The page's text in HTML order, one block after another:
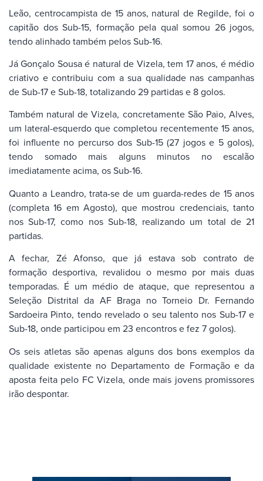
Leão, centrocampista de 15 anos, natural de Regilde, foi o
capitão dos Sub-15, formação pela qual somou 26 jogos,
tendo alinhado também pelos Sub-16.
Já Gonçalo Sousa é natural de Vizela, tem 17 anos, é médio
criativo e contribuiu com a sua qualidade nas campanhas
de Sub-17 e Sub-18, totalizando 29 partidas e 8 golos.
Também natural de Vizela, concretamente São Paio, Alves,
um lateral-esquerdo que completou recentemente 15 anos,
foi influente no percurso dos Sub-15 (27 jogos e 5 golos),
tendo somado mais alguns minutos no escalão
imediatamente acima, os Sub-16.
Quanto a Leandro, trata-se de um guarda-redes de 15 anos
(completa 16 em Agosto), que mostrou credenciais, tanto
nos Sub-17, como nos Sub-18, realizando um total de 21
partidas.
A fechar, Zé Afonso, que já estava sob contrato de
formação desportiva, revalidou o mesmo por mais duas
temporadas. É um médio de ataque, que representou a
Seleção Distrital da AF Braga no Torneio Dr. Fernando
Sardoeira Pinto, tendo revelado o seu talento nos Sub-17 e
Sub-18, onde participou em 23 encontros e fez 7 golos).
Os seis atletas são apenas alguns dos bons exemplos da
qualidade existente no Departamento de Formação e da
aposta feita pelo FC Vizela, onde mais jovens promissores
irão despontar.